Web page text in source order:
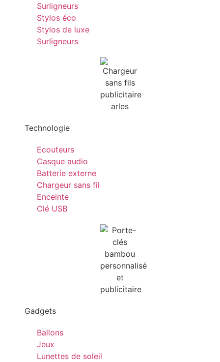
Surligneurs
Stylos éco
Stylos de luxe
Surligneurs
Technologie
Ecouteurs
Casque audio
Batterie externe
Chargeur sans fil
Enceinte
Clé USB
Gadgets
Ballons
Jeux
Lunettes de soleil